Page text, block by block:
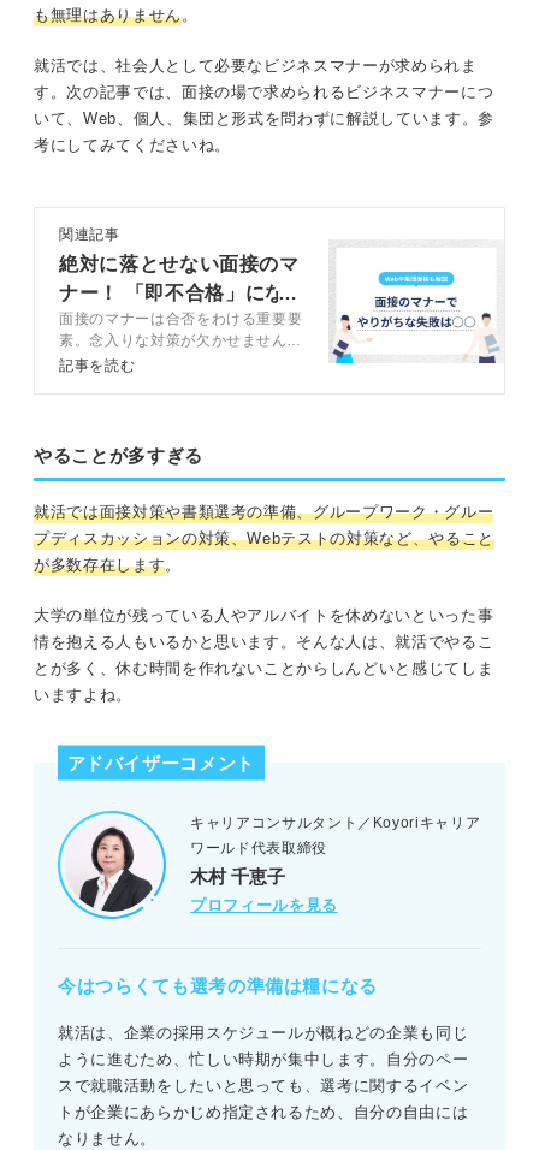
も無理はありません。
就活では、社会人として必要なビジネスマナーが求められま
す。次の記事では、面接の場で求められるビジネスマナーにつ
いて、Web、個人、集団と形式を問わずに解説しています。参
考にしてみてくださいね。
関連記事
絶対に落とせない面接のマ
ナー！ 「即不合格」にな
らないための作法
面接のマナーは合否をわける重要要
素。念入りな対策が欠かせません。
面接時の一連のマナーから身だしな
で、参考にしてください。
記事を読む
やることが多すぎる
就活では面接対策や書類選考の準備、グループワーク・グルー
プディスカッションの対策、Webテストの対策など、やること
が多数存在します。
大学の単位が残っている人やアルバイトを休めないといった事
情を抱える人もいるかと思います。そんな人は、就活でやるこ
とが多く、休む時間を作れないことからしんどいと感じてしま
いますよね。
アドバイザーコメント
キャリアコンサルタント／Koyoriキャリア
ワールド代表取締役
木村 千恵子
プロフィールを見る
今はつらくても選考の準備は糧になる
就活は、企業の採用スケジュールが概ねどの企業も同じ
ように進むため、忙しい時期が集中します。自分のペー
スで就職活動をしたいと思っても、選考に関するイベン
トが企業にあらかじめ指定されるため、自分の自由には
なりません。